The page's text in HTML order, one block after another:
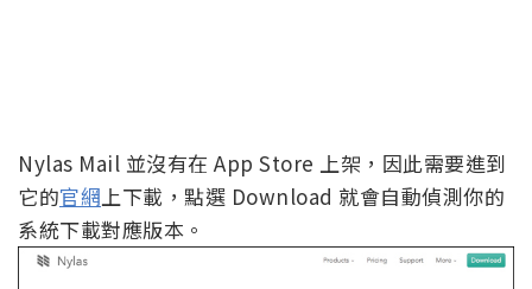
Nylas Mail 並沒有在 App Store 上架，因此需要進到
它的官網 上下載，點選 Download 就會自動偵測你的
系統下載對應版本。